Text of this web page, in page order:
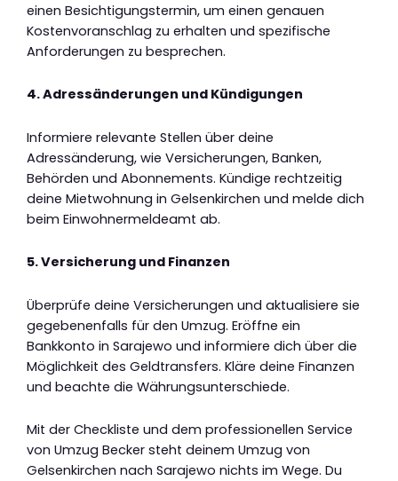
einen Besichtigungstermin, um einen genauen
Kostenvoranschlag zu erhalten und spezifische
Anforderungen zu besprechen.
4. Adressänderungen und Kündigungen
Informiere relevante Stellen über deine
Adressänderung, wie Versicherungen, Banken,
Behörden und Abonnements. Kündige rechtzeitig
deine Mietwohnung in Gelsenkirchen und melde dich
beim Einwohnermeldeamt ab.
5. Versicherung und Finanzen
Überprüfe deine Versicherungen und aktualisiere sie
gegebenenfalls für den Umzug. Eröffne ein
Bankkonto in Sarajewo und informiere dich über die
Möglichkeit des Geldtransfers. Kläre deine Finanzen
und beachte die Währungsunterschiede.
Mit der Checkliste und dem professionellen Service
von Umzug Becker steht deinem Umzug von
Gelsenkirchen nach Sarajewo nichts im Wege. Du